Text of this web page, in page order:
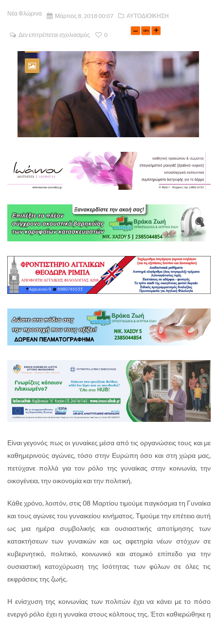
Νέα Φλώρινα Μάρτιος 8, 2018 00:07 ΑΥΤΟΔΙΟΙΚΗΣΗ
Δεν επιτρέπεται σχολιασμός 0
Είναι γεγονός πως οι γυναίκες μέσα από τις οργανώσεις τους και με
καθημερινούς αγώνες, τόσο στην Ευρώπη όσο και στη χώρα μας,
πετύχανε πολλά για τον ρόλο της γυναίκας στην κοινωνία, την
οικογένεια, την οικονομία και την πολιτική.
Κάθε χρόνο, λοιπόν, στις 08 Μαρτίου τιμούμε παγκόσμια τη Γυναίκα
και τους αγώνες του γυναικείου κινήματος. Τιμούμε την επέτειο αυτή
ως μια ημέρα συμβολικής και ουσιαστικής αποτίμησης των
κατακτήσεων των γυναικών και ως αφετηρία νέων στόχων σε
κυβερνητικό, πολιτικό, κοινωνικό και ατομικό επίπεδο για την
ουσιαστική κατοχύρωση της Ισότητας των φύλων σε όλες τις
εκφράσεις της ζωής.
Η ενίσχυση της κοινωνίας των πολιτών έχει να κάνει με το πόσο
ενεργό ρόλο έχει η γυναίκα στους κόλπους της. Έτσι καθιερώθηκε η